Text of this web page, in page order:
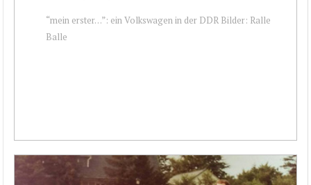
“mein erster…”: ein Volkswagen in der DDR Bilder: Ralle
Balle